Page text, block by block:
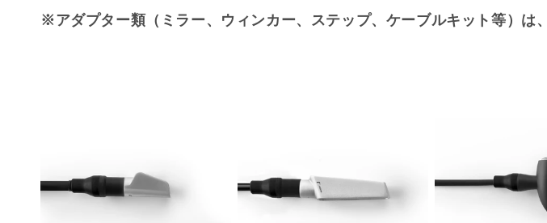
※アダプター類（ミラー、ウィンカー、ステップ、ケーブルキット等）は